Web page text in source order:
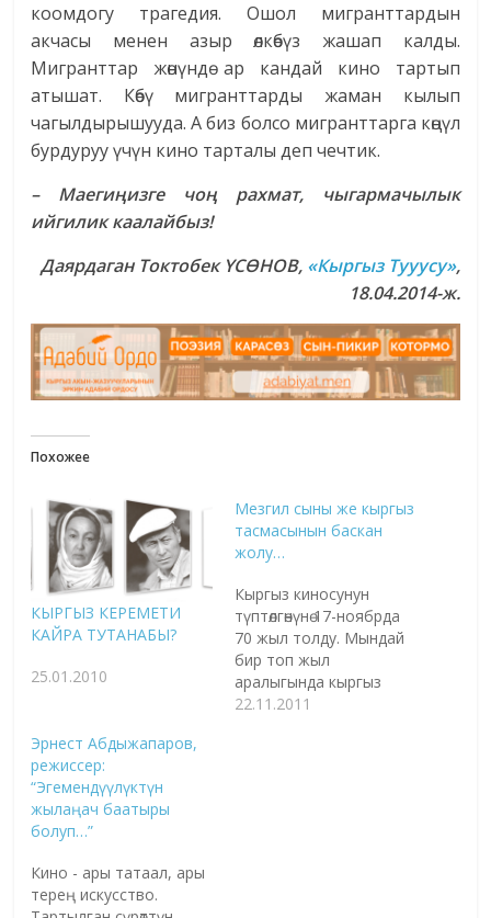
коомдогу трагедия. Ошол мигранттардын
акчасы менен азыр өлкөбүз жашап калды.
Мигранттар жөнүндө ар кандай кино тартып
атышат. Көбү мигранттарды жаман кылып
чагылдырышууда. А биз болсо мигранттарга көңүл
бурдуруу үчүн кино тарталы деп чечтик.
– Маегиңизге чоң рахмат, чыгармачылык
ийгилик каалайбыз!
Даярдаган Токтобек ҮСӨНОВ, «Кыргыз Тууусу»,
18.04.2014-ж.
Похожее
КЫРГЫЗ КЕРЕМЕТИ
КАЙРА ТУТАНАБЫ?
25.01.2010
Мезгил сыны же кыргыз
тасмасынын баскан
жолу…
Кыргыз киносунун
түптөлгөнүнө 17-ноябрда
70 жыл толду. Мындай
бир топ жыл
аралыгында кыргыз
тасмасы эмнеге
22.11.2011
Эрнест Абдыжапаров,
режиссер:
“Эгемендүүлүктүн
жылаңач баатыры
болуп…”
Кино - ары татаал, ары
терең искусство.